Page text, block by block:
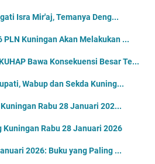
Isra Mir'aj, Temanya Deng...
Kuningan Akan Melakukan ...
Bawa Konsekuensi Besar Te...
Wabup dan Sekda Kuning...
Rabu 28 Januari 202...
Rabu 28 Januari 2026
2026: Buku yang Paling ...